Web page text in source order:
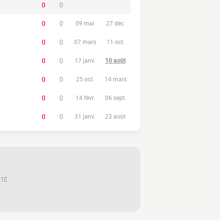
0 0
0 0 09 mai 27 déc.
0 0 07 mars 11 oct.
0 0 17 janv. 10 août
0 0 25 oct. 14 mars
0 0 14 févr. 06 sept.
0 0 31 janv. 23 août